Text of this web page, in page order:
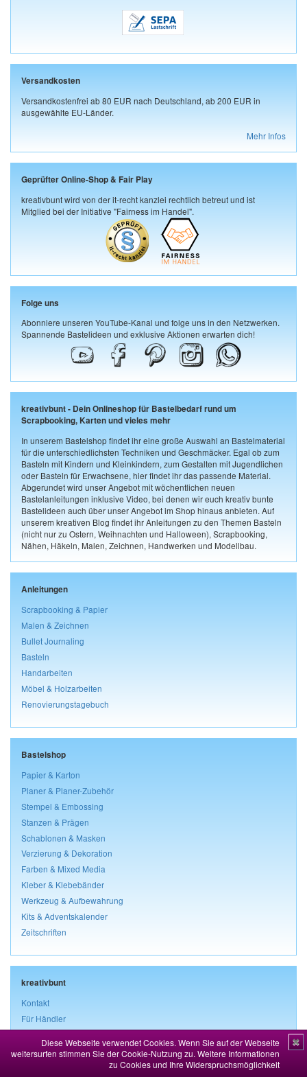
Diese Webseite verwendet Cookies. Wenn Sie auf der Webseite
weitersurfen stimmen Sie der Cookie-Nutzung zu. Weitere Informationen
zu Cookies und Ihre Widerspruchsmöglichkeit
✖
Versandkosten
Versandkostenfrei ab 80 EUR nach Deutschland, ab 200 EUR in
ausgewählte EU-Länder.
Mehr Infos
Geprüfter Online-Shop & Fair Play
kreativbunt wird von der it-recht kanzlei rechtlich betreut und ist
Mitglied bei der Initiative "Fairness im Handel".
Folge uns
Abonniere unseren YouTube-Kanal und folge uns in den Netzwerken.
Spannende Bastelideen und exklusive Aktionen erwarten dich!
kreativbunt - Dein Onlineshop für Bastelbedarf rund um
Scrapbooking, Karten und vieles mehr
In unserem Bastelshop findet ihr eine große Auswahl an Bastelmaterial
für die unterschiedlichsten Techniken und Geschmäcker. Egal ob zum
Basteln mit Kindern und Kleinkindern, zum Gestalten mit Jugendlichen
oder Basteln für Erwachsene, hier findet ihr das passende Material.
Abgerundet wird unser Angebot mit wöchentlichen neuen
Bastelanleitungen inklusive Video, bei denen wir euch kreativ bunte
Bastelideen auch über unser Angebot im Shop hinaus anbieten. Auf
unserem kreativen Blog findet ihr Anleitungen zu den Themen Basteln
(nicht nur zu Ostern, Weihnachten und Halloween), Scrapbooking,
Nähen, Häkeln, Malen, Zeichnen, Handwerken und Modellbau.
Anleitungen
Scrapbooking & Papier
Malen & Zeichnen
Bullet Journaling
Basteln
Handarbeiten
Möbel & Holzarbeiten
Renovierungstagebuch
Bastelshop
Papier & Karton
Planer & Planer-Zubehör
Stempel & Embossing
Stanzen & Prägen
Schablonen & Masken
Verzierung & Dekoration
Farben & Mixed Media
Kleber & Klebebänder
Werkzeug & Aufbewahrung
Kits & Adventskalender
Zeitschriften
kreativbunt
Kontakt
Für Händler
Stellenangebote
Über uns
Versandkosten & Lieferzeiten